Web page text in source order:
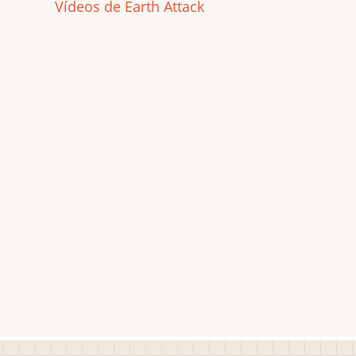
Vídeos de Earth Attack